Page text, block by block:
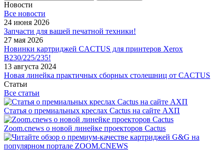
Новости
Все новости
24 июня 2026
Запчасти для вашей печатной техники!
27 мая 2026
Новинки картриджей CACTUS для принтеров Xerox
B230/225/235!
13 августа 2024
Новая линейка практичных сборных столешниц от CACTUS
Статьи
Все статьи
Статья о премиальных креслах Cactus на сайте АХП
Zoom.cnews о новой линейке проекторов Cactus